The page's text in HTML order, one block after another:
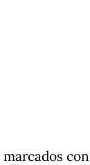
marcados